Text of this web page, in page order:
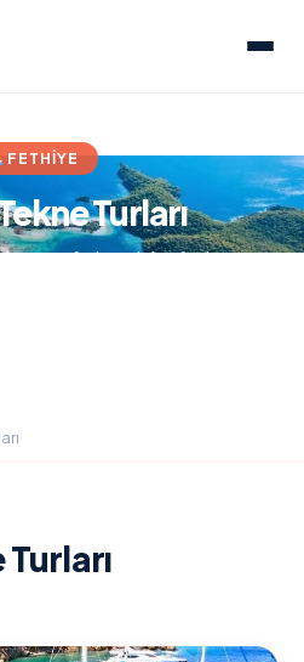
FETHIYE
Turları
jeep safari ve daha fazlası